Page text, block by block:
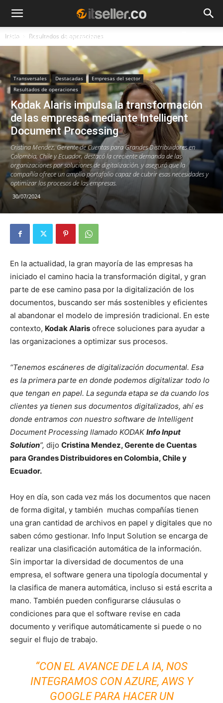
NOTICIAS TENDENCIAS
Inicio Resultados de operaciones
Transversales Destacadas
Empresas del sector
Resultados de operaciones
Kodak Alaris impulsa la transformación
de las empresas mediante Intelligent
Document Processing
Cristina Mendez, Gerente de Cuentas para Grandes Distribuidores en
Colombia, Chile y Ecuador, destacó la creciente demanda de las
organizaciones por soluciones de digitalización, y aseguró que la
compañía ofrece un amplio portafolio capaz de cubrir esas necesidades y
optimizar los procesos de las empresas.
30/07/2024
En la actualidad, la gran mayoría de las empresas ha
iniciado el camino hacia la transformación digital, y gran
parte de ese camino pasa por la digitalización de los
documentos, buscando ser más sostenibles y eficientes
al abandonar el modelo de impresión tradicional. En este
contexto, Kodak Alaris ofrece soluciones para ayudar a
las organizaciones a optimizar sus procesos.
“Tenemos escáneres de digitalización documental. Esa
es la primera parte en donde podemos digitalizar todo lo
que tengan en papel. La segunda etapa se da cuando los
clientes ya tienen sus documentos digitalizados, ahí es
donde entramos con nuestro software de Intelligent
Document Processing llamado KODAKInfo Input
Solution”, dijo Cristina Mendez, Gerente de Cuentas
para Grandes Distribuidores en Colombia, Chile y
Ecuador.
Hoy en día, son cada vez más los documentos que nacen
de forma digital, y también muchas compañías tienen
una gran cantidad de archivos en papel y digitales que no
saben cómo gestionar. Info Input Solution se encarga de
realizar una clasificación automática de la información.
Sin importar la diversidad de documentos de una
empresa, el software genera una tipología documental y
la clasifica de manera automática, incluso si está escrita a
mano. También pueden configurarse cláusulas o
condiciones para que el software revise en cada
documento y verifique automáticamente si puede o no
seguir el flujo de trabajo.
“CON EL AVANCE DE LA IA, NOS
INTEGRAMOS CON AZURE, AWS Y
GOOGLE PARA HACER UN